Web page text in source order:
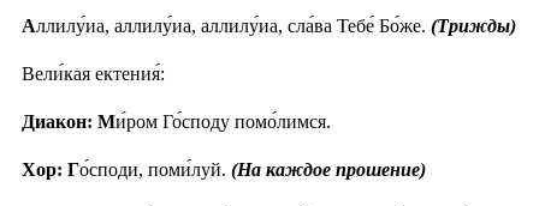
Аллилу́иа, аллилу́иа, аллилу́иа, сла́ва Тебе́ Бо́же. (Трижды)
Вели́кая ектения́:
Диакон: Ми́ром Го́споду помо́лимся.
Хор: Го́споди, поми́луй. (На каждое прошение)